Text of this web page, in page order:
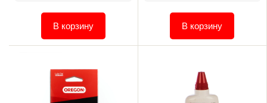
В корзину В корзину